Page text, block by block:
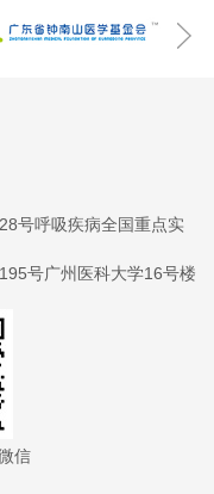
号呼吸疾病全国重点实
号广州医科大学16号楼
信